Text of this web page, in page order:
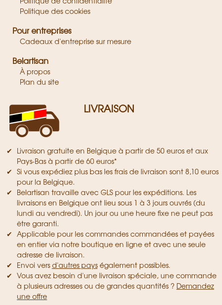
Politique des cookies
Pour entreprises
Cadeaux d'entreprise sur mesure
Belartisan
À propos
Plan du site
LIVRAISON
Livraison gratuite en Belgique à partir de 50 euros et aux
Pays-Bas à partir de 60 euros*
Si vous expédiez plus bas les frais de livraison sont 8,10 euros
pour la Belgique.
Belartisan travaille avec GLS pour les expéditions. Les
livraisons en Belgique ont lieu sous 1 à 3 jours ouvrés (du
lundi au vendredi). Un jour ou une heure fixe ne peut pas
être garanti.
Applicable pour les commandes commandées et payées
en entier via notre boutique en ligne et avec une seule
adresse de livraison.
Envoi vers d'autres paységalement possibles.
Vous avez besoin d'une livraison spéciale, une commande
à plusieurs adresses ou de grandes quantités ? Demandez
une offre